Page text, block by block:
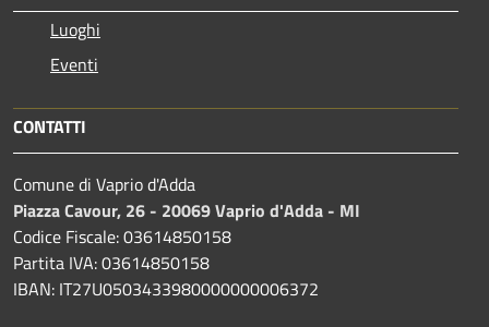
Luoghi
Eventi
CONTATTI
Comune di Vaprio d'Adda
Piazza Cavour, 26 - 20069 Vaprio d'Adda - MI
Codice Fiscale: 03614850158
Partita IVA: 03614850158
IBAN: IT27U0503433980000000006372